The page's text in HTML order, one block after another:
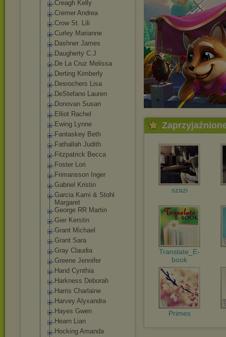
Creagh Kelly
Cremer Andrea
Crow St. Lili
Curley Marianne
Dashner James
Daugherty C.J
De La Cruz Melissa
Derting Kimberly
Desrochers Lisa
DeStefano Lauren
Donovan Susan
Elliot Rachel
Ewing Lynne
Fantaskey Beth
Fathallah Judith
Fitzpatrick Becca
Foster Lori
Frimansson Inger
Gabriel Kristin
Garcia Kami & Stohl
Margaret
George RR Martin
Gier Kerstin
Grant Michael
Grant Sara
Gray Claudia
Greene Jennifer
Hand Cynthia
Harkness Deborah
Harris Charlaine
Harvey Alyxandra
Hayes Gwen
Hearn Lian
Hocking Amanda
szazi
Translate_E-
book
Primes